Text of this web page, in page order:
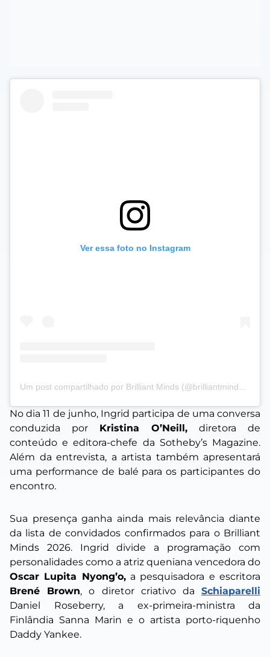
Ver essa foto no Instagram
Um post compartilhado por Brilliant Minds (@brilliantmindssthlm)
No dia 11 de junho, Ingrid participa de uma conversa
conduzida por Kristina O’Neill, diretora de
conteúdo e editora-chefe da Sotheby’s Magazine.
Além da entrevista, a artista também apresentará
uma performance de balé para os participantes do
encontro.
Sua presença ganha ainda mais relevância diante
da lista de convidados confirmados para o Brilliant
Minds 2026. Ingrid divide a programação com
personalidades como a atriz queniana vencedora do
Oscar Lupita Nyong’o,a pesquisadora e escritora
Brené Brown, o diretor criativo daSchiaparelli
Daniel Roseberry, a ex-primeira-ministra da
Finlândia Sanna Marin e o artista porto-riquenho
Daddy Yankee.